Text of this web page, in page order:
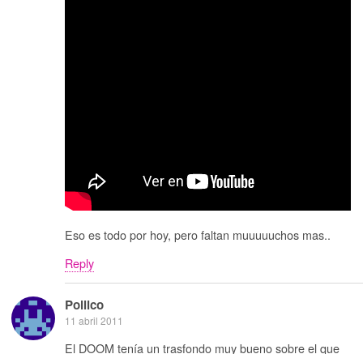
Eso es todo por hoy, pero faltan muuuuuchos mas..
Reply
Pollico
11 abril 2011
El DOOM tenía un trasfondo muy bueno sobre el que